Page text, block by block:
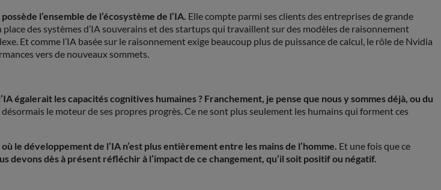
l’ensemble de l’écosystème de l’IA. Elle compte parmi ses clients des entreprises de grande
des systèmes d’IA souverains et des startups qui travaillent sur des modèles de raisonnement
Et comme l’IA basée sur le raisonnement exige beaucoup plus de puissance de calcul, le rôle de Nvidia
vers de nouveaux sommets.
égalerait les capacités cognitives humaines ? Franchement, je pense que nous y sommes déjà, ou du
désormais le moteur de ses propres progrès. Ce ne sont plus seulement les humains qui forment ces
le développement de l’IA n’est plus entièrement entre les mains de l’homme. Et une fois que ce
devons dès à présent réfléchir à l’impact de ce changement, qu’il soit positif ou négatif.